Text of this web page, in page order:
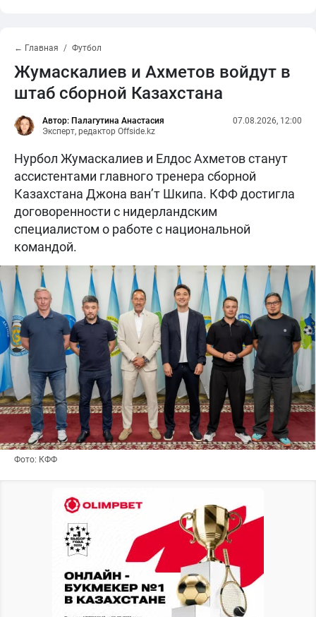
← Главная Футбол
Жумаскалиев и Ахметов войдут в
штаб сборной Казахстана
Автор: Палагутина Анастасия
Эксперт, редактор Offside.kz
07.08.2026, 12:00
Нурбол Жумаскалиев и Елдос Ахметов станут
ассистентами главного тренера сборной
Казахстана Джона ван’т Шкипа. КФФ достигла
договоренности с нидерландским
специалистом о работе с национальной
командой.
Фото: КФФ